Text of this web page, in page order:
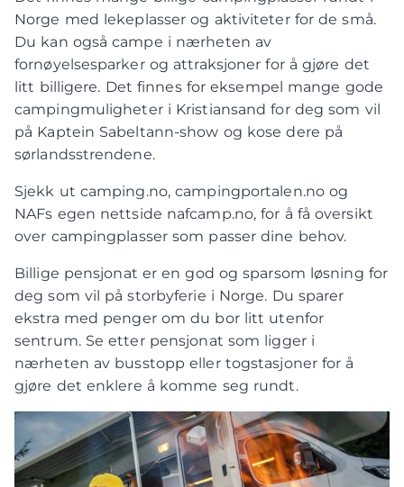
Norge med lekeplasser og aktiviteter for de små.
Du kan også campe i nærheten av
fornøyelsesparker og attraksjoner for å gjøre det
litt billigere. Det finnes for eksempel mange gode
campingmuligheter i Kristiansand for deg som vil
på Kaptein Sabeltann-show og kose dere på
sørlandsstrendene.
Sjekk ut camping.no, campingportalen.no og
NAFs egen nettside nafcamp.no, for å få oversikt
over campingplasser som passer dine behov.
Billige pensjonat er en god og sparsom løsning for
deg som vil på storbyferie i Norge. Du sparer
ekstra med penger om du bor litt utenfor
sentrum. Se etter pensjonat som ligger i
nærheten av busstopp eller togstasjoner for å
gjøre det enklere å komme seg rundt.